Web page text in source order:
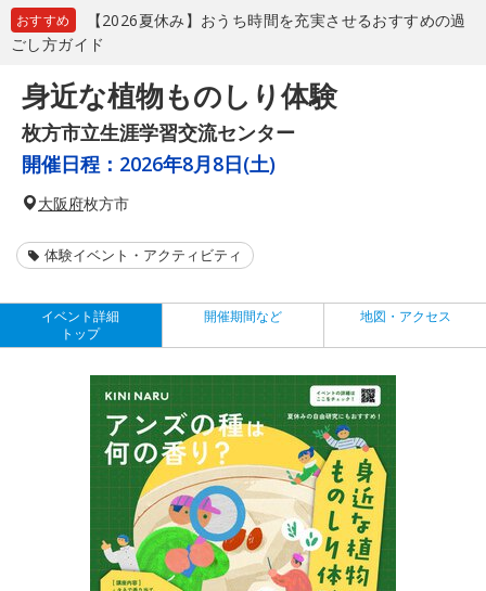
おすすめ
【2026夏休み】おうち時間を充実させるおすすめの過
ごし方ガイド
身近な植物ものしり体験
枚方市立生涯学習交流センター
開催日程： 2026年8月8日(土)
大阪府枚方市
体験イベント・アクティビティ
イベント詳細
トップ
開催期間など 地図・アクセス